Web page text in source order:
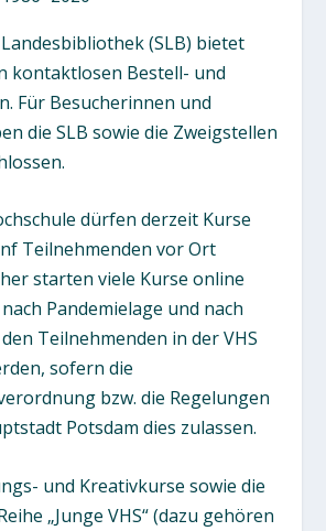
(SLB) bietet
kontaktlosen Bestell- und
Für Besucherinnen und
die SLB sowie die Zweigstellen
dürfen derzeit Kurse
Teilnehmenden vor Ort
starten viele Kurse online
Pandemielage und nach
Teilnehmenden in der VHS
sofern die
bzw. die Regelungen
Potsdam dies zulassen.
und Kreativkurse sowie die
„Junge VHS“ (dazu gehören